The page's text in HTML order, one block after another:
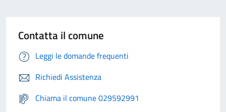
Contatta il comune
Leggi le domande frequenti
Richiedi Assistenza
Chiama il comune 029592991